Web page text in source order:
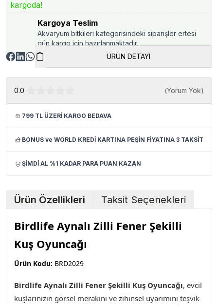
kargoda!
Kargoya Teslim
Akvaryum bitkileri kategorisindeki siparişler ertesi
gün kargo için hazırlanmaktadır.
ÜRÜN DETAYI
0.0 (Yorum Yok)
799 TL ÜZERİ KARGO BEDAVA
BONUS ve WORLD KREDİ KARTINA PEŞİN FİYATINA 3 TAKSİT
ŞİMDİ AL %1 KADAR PARA PUAN KAZAN
Ürün Özellikleri Taksit Seçenekleri
Birdlife Aynalı Zilli Fener Şekilli
Kuş Oyuncağı
Ürün Kodu: BRD2029
Birdlife Aynalı Zilli Fener Şekilli Kuş Oyuncağı, evcil
kuşlarınızın görsel merakını ve zihinsel uyarımını teşvik